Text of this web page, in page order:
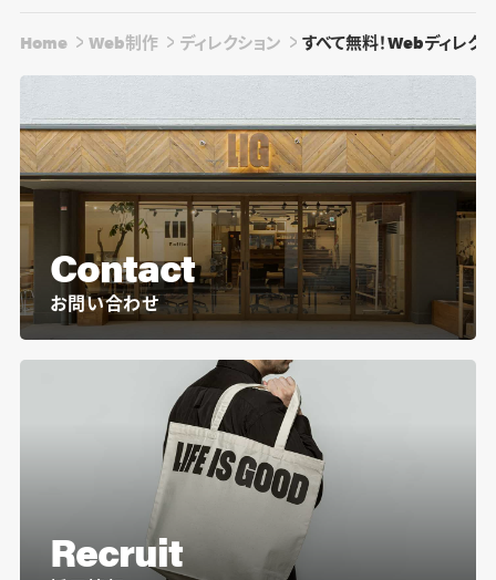
Home Web制作 ディレクション すべて無料！Webディレ
Contact
お問い合わせ
Recruit